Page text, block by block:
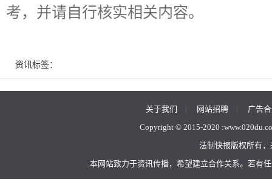
考，并请自行核实相关内容。
资讯标签：
关于我们 | 网站招聘| 广告
Copyright © 2015-2020 :
法制快报版权所有
本网站致力于资讯传播，希望建立合作关系。若有